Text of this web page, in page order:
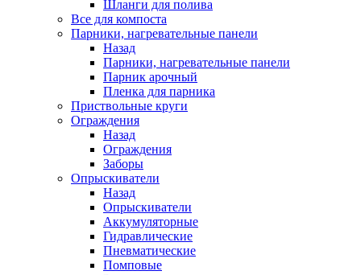
Шланги для полива
Все для компоста
Парники, нагревательные панели
Назад
Парники, нагревательные панели
Парник арочный
Пленка для парника
Приствольные круги
Ограждения
Назад
Ограждения
Заборы
Опрыскиватели
Назад
Опрыскиватели
Аккумуляторные
Гидравлические
Пневматические
Помповые